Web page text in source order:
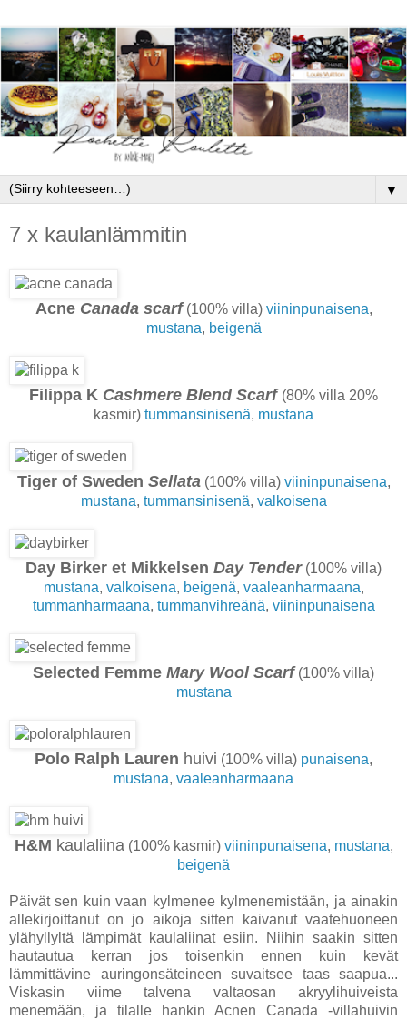
▼
7 x kaulanlämmitin
Acne Canada scarf (100% villa) viininpunaisena,
mustana, beigenä
Filippa K Cashmere Blend Scarf (80% villa 20%
kasmir) tummansinisenä, mustana
Tiger of Sweden Sellata (100% villa) viininpunaisena,
mustana, tummansinisenä, valkoisena
Day Birker et Mikkelsen Day Tender (100% villa)
mustana, valkoisena, beigenä, vaaleanharmaana,
tummanharmaana, tummanvihreänä, viininpunaisena
Selected Femme Mary Wool Scarf (100% villa)
mustana
Polo Ralph Lauren huivi (100% villa) punaisena,
mustana, vaaleanharmaana
H&M kaulaliina (100% kasmir) viininpunaisena, mustana,
beigenä
Päivät sen kuin vaan kylmenee kylmenemistään, ja ainakin
allekirjoittanut on jo aikoja sitten kaivanut vaatehuoneen
ylähyllyltä lämpimät kaulaliinat esiin. Niihin saakin sitten
hautautua kerran jos toisenkin ennen kuin kevät
lämmittävine auringonsäteineen suvaitsee taas saapua...
Viskasin viime talvena valtaosan akryylihuiveista
menemään, ja tilalle hankin Acnen Canada -villahuivin